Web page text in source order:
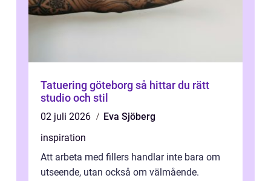
Tatuering göteborg så hittar du rätt
studio och stil
02 juli 2026
Eva Sjöberg
inspiration
Att arbeta med fillers handlar inte bara om
utseende, utan också om välmående.